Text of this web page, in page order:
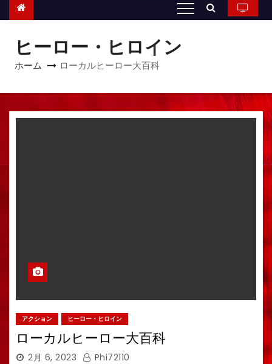
ヒーロー・ヒロイン
ホーム ローカルヒーロー大百科
アクション ヒーロー・ヒロイン
ローカルヒーロー大百科
2月 6, 2023 Phi72110